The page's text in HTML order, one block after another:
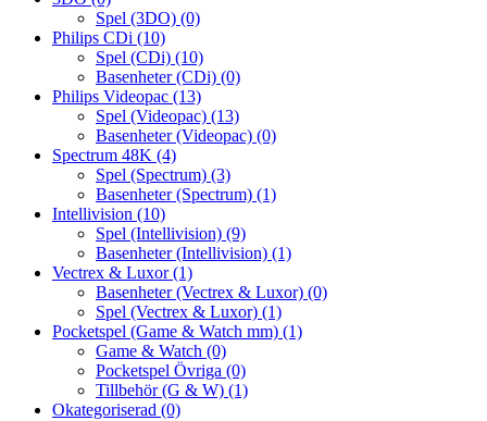
Spel (3DO) (0)
Philips CDi (10)
Spel (CDi) (10)
Basenheter (CDi) (0)
Philips Videopac (13)
Spel (Videopac) (13)
Basenheter (Videopac) (0)
Spectrum 48K (4)
Spel (Spectrum) (3)
Basenheter (Spectrum) (1)
Intellivision (10)
Spel (Intellivision) (9)
Basenheter (Intellivision) (1)
Vectrex & Luxor(1)
Basenheter (Vectrex & Luxor) (0)
Spel (Vectrex & Luxor) (1)
Pocketspel (Game & Watch mm) (1)
Game & Watch (0)
Pocketspel Övriga (0)
Tillbehör (G & W) (1)
Okategoriserad (0)